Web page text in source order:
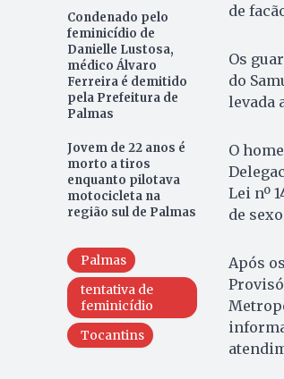
Condenado pelo
feminicídio de
Danielle Lustosa,
médico Álvaro
Ferreira é demitido
pela Prefeitura de
Palmas
Jovem de 22 anos é
morto a tiros
enquanto pilotava
motocicleta na
região sul de Palmas
Palmas
tentativa de
feminicídio
Tocantins
de
Os
do
levada
O
Lei nº
de
Após